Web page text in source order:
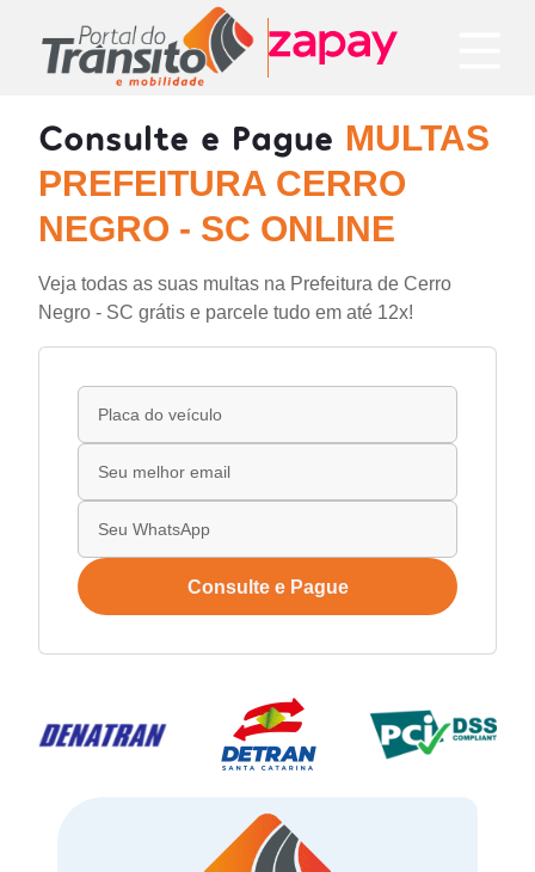
Consulte e Pague MULTAS
PREFEITURA CERRO
NEGRO - SC ONLINE
Veja todas as suas multas na Prefeitura de Cerro
Negro - SC grátis e parcele tudo em até 12x!
Consulte e Pague